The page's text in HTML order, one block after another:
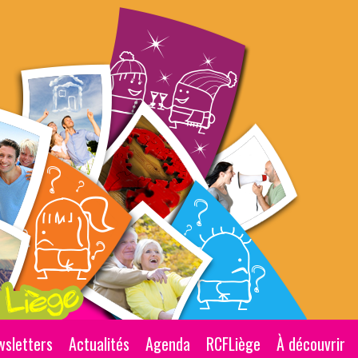
Actualités Agenda RCFLiège À découvrir